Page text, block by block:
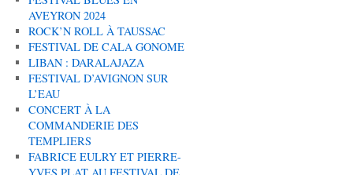
AVEYRON 2024
ROCK’N ROLL À TAUSSAC
FESTIVAL DE CALA GONOME
LIBAN : DARALAJAZA
FESTIVAL D’AVIGNON SUR
L’EAU
CONCERT À LA
COMMANDERIE DES
TEMPLIERS
FABRICE EULRY ET PIERRE-